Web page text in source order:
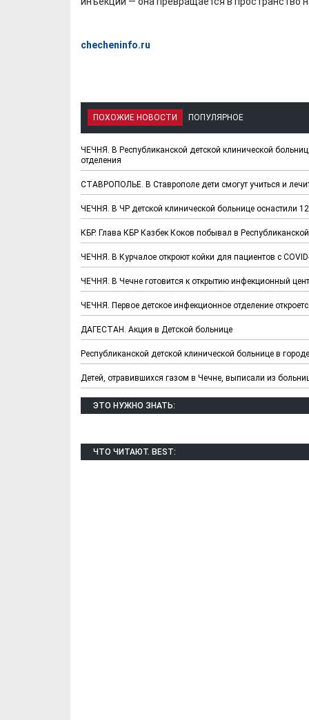
checheninfo.ru
ПОХОЖИЕ НОВОСТИ ПОПУЛЯРНОЕ
ЧЕЧНЯ. В Республиканской детской клинической
отделения
СТАВРОПОЛЬЕ. В Ставрополе дети смогут учиться и
ЧЕЧНЯ. В ЧР детской клинической больнице оснастили
КБР. Глава КБР Казбек Коков побывал в
ЧЕЧНЯ. В Курчалое откроют койки для пациентов с
ЧЕЧНЯ. В Чечне готовится к открытию инфекционный
ЧЕЧНЯ. Первое детское инфекционное отделение
ДАГЕСТАН. Акция в Детской больнице
Республиканской детской клинической больнице в
Детей, отравившихся газом в Чечне, выписали из
ЭТО НУЖНО ЗНАТЬ:
ЧТО ЧИТАЮТ. BEST:
Х. Гапураев. Капкан
для Зелимхана (Отр.
из романа «1овда»)
ЧЕЧНЯ. А.